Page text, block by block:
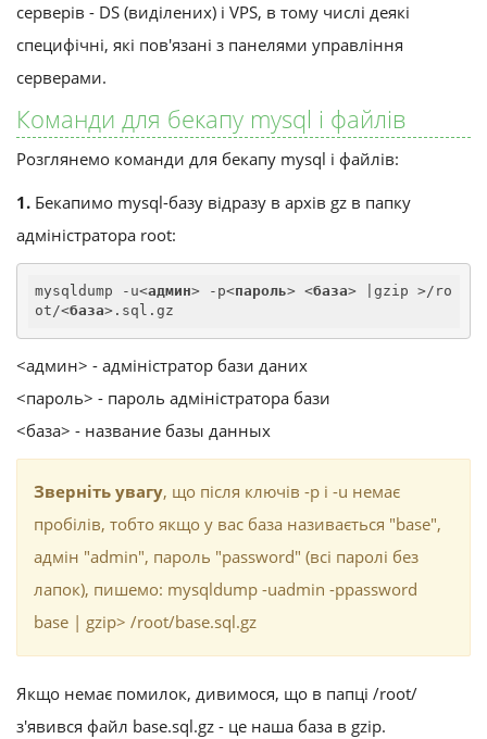
серверів - DS (виділених) і VPS, в тому числі деякі
специфічні, які пов'язані з панелями управління
серверами.
Команди для бекапу mysql і файлів
Розглянемо команди для бекапу mysql і файлів:
1. Бекапимо mysql-базу відразу в архів gz в папку
адміністратора root:
mysqldump -u<админ> -p<пароль> <база> |gzip >/ro
ot/<база> .sql.gz
<админ> - адміністратор бази даних
<пароль> - пароль адміністратора бази
<база> - название базы данных
Зверніть увагу, що після ключів -p і -u немає
пробілів, тобто якщо у вас база називається "base",
адмін "admin", пароль "password" (всі паролі без
лапок), пишемо: mysqldump -uadmin -ppassword
base | gzip> /root/base.sql.gz
Якщо немає помилок, дивимося, що в папці /root/
з'явився файл base.sql.gz - це наша база в gzip.